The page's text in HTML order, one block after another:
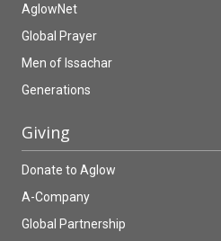
AglowNet
Global Prayer
Men of Issachar
Generations
Giving
Donate to Aglow
A-Company
Global Partnership